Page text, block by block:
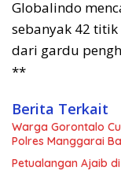
Globalindo
sebanyak 42
dari gardu
**
Berita Terkait
Warga Gorontalo
Polres Manggarai
Petualangan Ajaib di